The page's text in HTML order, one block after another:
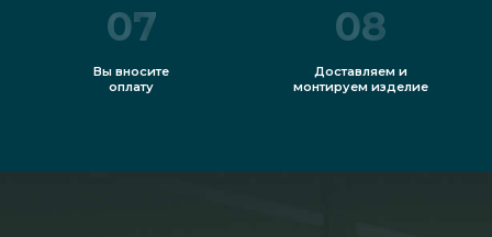
07
Вы вносите
оплату
08
Доставляем и
монтируем изделие